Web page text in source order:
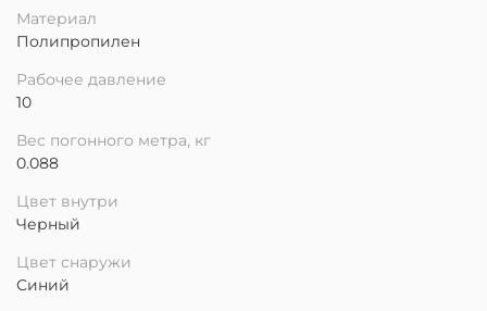
Материал
Полипропилен
Рабочее давление
10
Вес погонного метра, кг
0.088
Цвет внутри
Черный
Цвет снаружи
Синий